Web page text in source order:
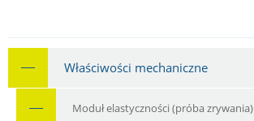
Właściwości mechaniczne
Moduł elastyczności (próba zrywania)